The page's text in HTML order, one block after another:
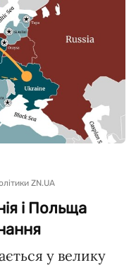
ZN.UA
і Польща
у велику